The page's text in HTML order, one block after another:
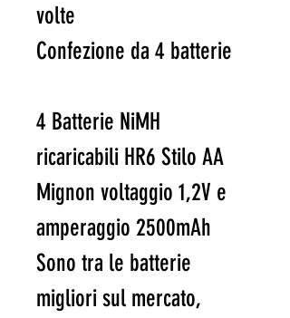
volte
Confezione da 4 batterie
4 Batterie NiMH
ricaricabili HR6 Stilo AA
Mignon voltaggio 1,2V e
amperaggio 2500mAh
Sono tra le batterie
migliori sul mercato,